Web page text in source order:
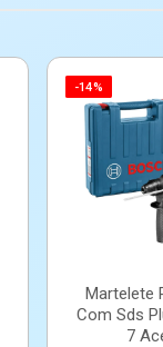
-14%
Martelete
Com Sds
7